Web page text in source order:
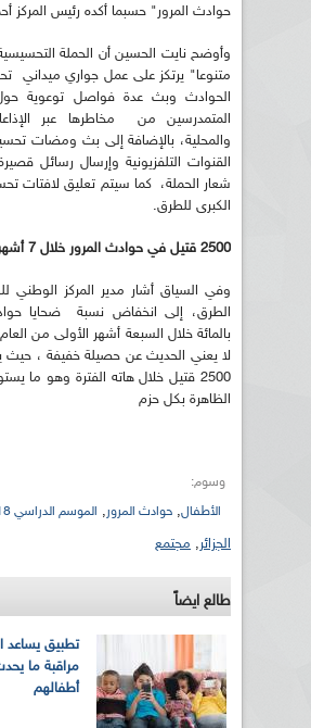
حوادث المرور" حسبما أكده رئيس المركز
وأوضح نايت الحسين أن الحملة
متنوعا" يرتكز على عمل جواري
الحوادث وبث عدة فواصل توعوية
المتمدرسين من مخاطرها عبر
والمحلية، بالإضافة إلى بث ومضات
القنوات التلفزيونية وإرسال رسائل
شعار الحملة، كما سيتم تعليق لافتات
الكبرى للطرق.
2500 قتيل في حوادث المرور خلال 7 أشهر
وفي السياق أشار مدير المركز الوطني
لا يعني الحديث عن حصيلة خفيفة ، حيث
2500 قتيل خلال هاته الفترة وهو ما
الظاهرة بكل حزم
وسوم:
الأطفال, حوادث المرور, الموسم الدراسي 2017/2018
الجزائر, مجتمع
طالع ايضاً
تطبيق يساعد
مراقبة ما
أطفالهم